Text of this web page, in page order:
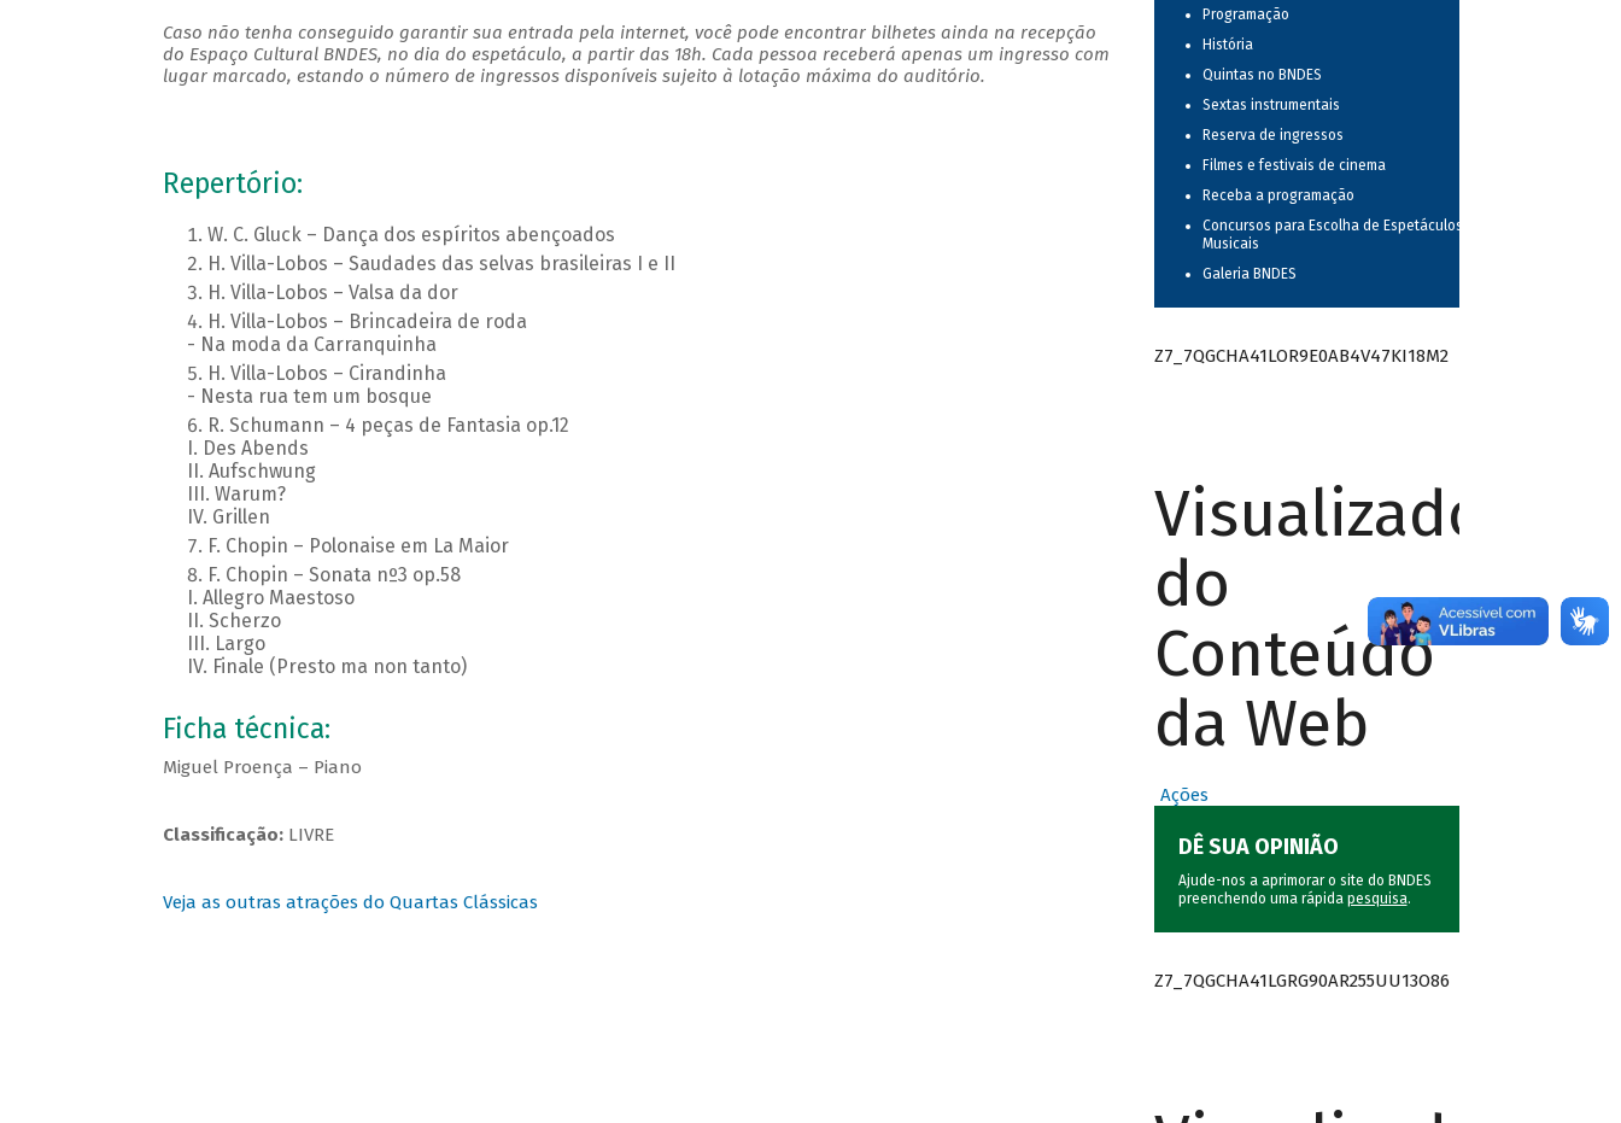
Caso não tenha conseguido garantir sua entrada pela internet, você pode encontrar bilhetes ainda na recepção
do Espaço Cultural BNDES, no dia do espetáculo, a partir das 18h. Cada pessoa receberá apenas um ingresso com
lugar marcado, estando o número de ingressos disponíveis sujeito à lotação máxima do auditório.
Repertório:
W. C. Gluck – Dança dos espíritos abençoados
H. Villa-Lobos – Saudades das selvas brasileiras I e II
H. Villa-Lobos – Valsa da dor
H. Villa-Lobos – Brincadeira de roda
- Na moda da Carranquinha
H. Villa-Lobos – Cirandinha
- Nesta rua tem um bosque
R. Schumann – 4 peças de Fantasia op.12
I. Des Abends
II. Aufschwung
III. Warum?
IV. Grillen
F. Chopin – Polonaise em La Maior
F. Chopin – Sonata nº3 op.58
I. Allegro Maestoso
II. Scherzo
III. Largo
IV. Finale (Presto ma non tanto)
Ficha técnica:
Miguel Proença – Piano
Classificação:LIVRE
Veja as outras atrações do Quartas Clássicas
Programação
História
Quintas no BNDES
Sextas instrumentais
Reserva de ingressos
Filmes e festivais de cinema
Receba a programação
Concursos para Escolha de Espetáculos
Musicais
Galeria BNDES
Z7_7QGCHA41LOR9E0AB4V47KI18M2
Visualizador
do
Conteúdo
da Web
Ações
DÊ SUA OPINIÃO
Ajude-nos a aprimorar o site do BNDES
preenchendo uma rápida pesquisa.
Z7_7QGCHA41LGRG90AR255UU13O86